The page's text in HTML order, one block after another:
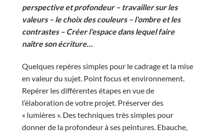
perspective et profondeur – travailler sur les
valeurs – le choix des couleurs – l’ombre et les
contrastes – Créer l’espace dans lequel faire
naître son écriture…
Quelques repères simples pour le cadrage et la mise
en valeur du sujet. Point focus et environnement.
Repérer les différentes étapes en vue de
l’élaboration de votre projet. Préserver des
« lumières ». Des techniques très simples pour
donner de la profondeur à ses peintures. Ebauche,